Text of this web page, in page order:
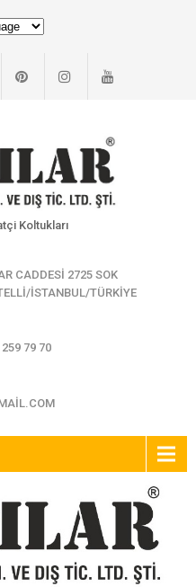
Koltukları
CADDESİ 2725 SOK
İSTANBUL/TÜRKİYE
79 70